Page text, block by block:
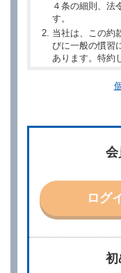
４条の細則、法
す。
当社は、この約
びに一般の慣習
あります。特約
別に定める料金
他の借受条件
示して予約の申
社は、電話連絡
責任を負わない
当社は、借受人
則として、当社
初
会
ログ